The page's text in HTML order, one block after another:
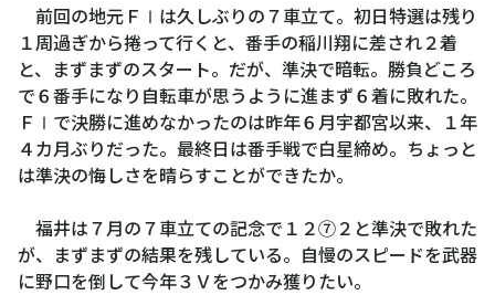
前回の地元ＦⅠは久しぶりの７車立て。初日特選は残り
１周過ぎから捲って行くと、番手の稲川翔に差され２着
と、まずまずのスタート。だが、準決で暗転。勝負どころ
で６番手になり自転車が思うように進まず６着に敗れた。
ＦⅠで決勝に進めなかったのは昨年６月宇都宮以来、１年
４カ月ぶりだった。最終日は番手戦で白星締め。ちょっと
は準決の悔しさを晴らすことができたか。
福井は７月の７車立ての記念で１２⑦２と準決で敗れた
が、まずまずの結果を残している。自慢のスピードを武器
に野口を倒して今年３Ｖをつかみ獲りたい。